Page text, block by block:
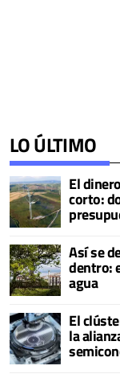
LO ÚLTIMO
El
corto:
Así se
dentro:
agua
El
la